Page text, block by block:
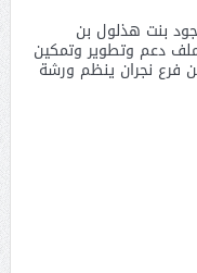
بنت هذلول بن
دعم وتطوير وتمكين
فرع نجران ينظم ورشة